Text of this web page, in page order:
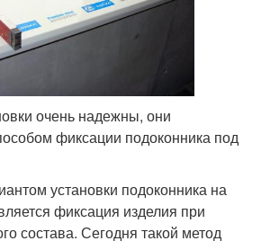
очень надежны, они
фиксации подоконника под
установки подоконника на
фиксация изделия при
состава. Сегодня такой метод